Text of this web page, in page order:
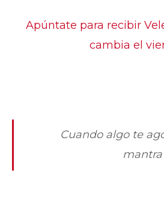
Apúntate para recibir
cambia el
Cuando algo te
mantra